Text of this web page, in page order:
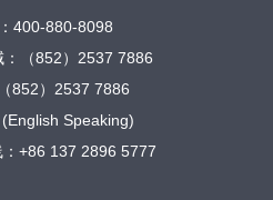
400-880-8098
（852）2537 7886
852）2537 7886
(English Speaking)
+86 137 2896 5777